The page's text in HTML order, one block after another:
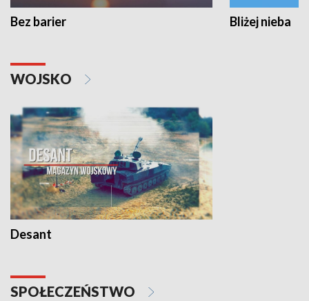
Bez barier Bliżej nieba
WOJSKO
Desant
SPOŁECZEŃSTWO